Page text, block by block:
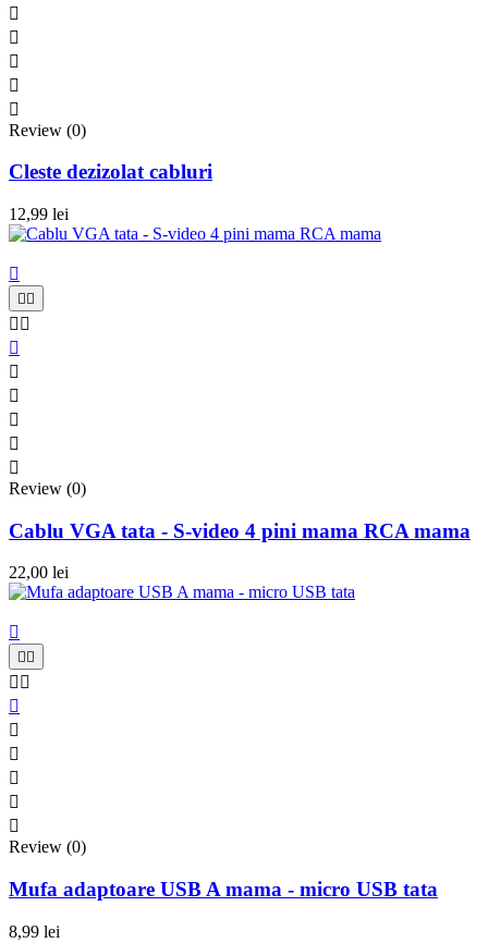





Review (0)
Cleste dezizolat cabluri
12,99 lei

 
 






Review (0)
Cablu VGA tata - S-video 4 pini mama RCA mama
22,00 lei

 
 






Review (0)
Mufa adaptoare USB A mama - micro USB tata
8,99 lei